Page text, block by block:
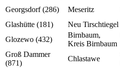
Georgsdorf (286)
Meseritz
Glashütte (181)
Neu Tirschtiegel
Glozewo (432)
Birnbaum,
Kreis Birnbaum
Groß Dammer
(871)
Chlastawe